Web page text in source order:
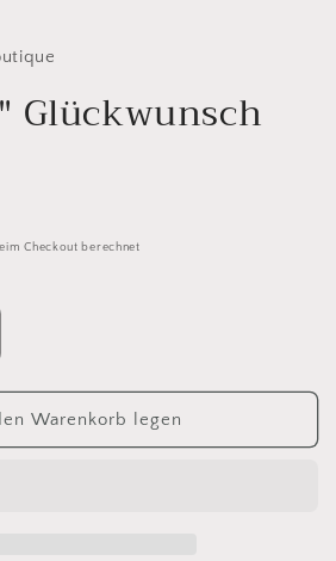
Glückwunsch
Checkout berechnet
Warenkorb legen